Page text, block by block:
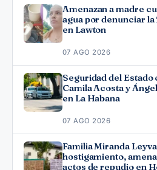
Amenazan a madre
agua por denunciar
en Lawton
07 AGO 2026
Seguridad del Estado
Camila Acosta y
en La Habana
07 AGO 2026
Familia Miranda
hostigamiento,
actos de repudio en